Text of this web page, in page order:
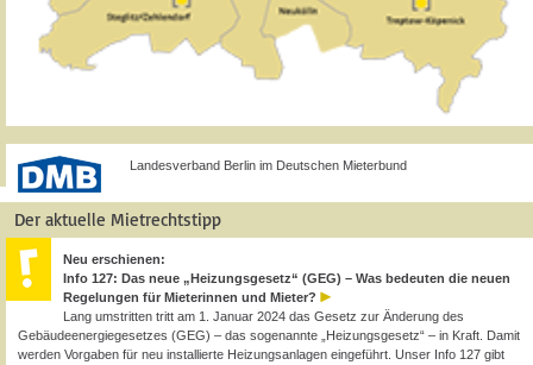
Landesverband Berlin im Deutschen Mieterbund
Der aktuelle Mietrechtstipp
Neu erschienen:
Info 127: Das neue „Heizungsgesetz“ (GEG) – Was bedeuten die neuen
Regelungen für Mieterinnen und Mieter?
Lang umstritten tritt am 1. Januar 2024 das Gesetz zur Änderung des
Gebäudeenergiegesetzes (GEG) – das sogenannte „Heizungsgesetz“ – in Kraft. Damit
werden Vorgaben für neu installierte Heizungsanlagen eingeführt. Unser Info 127 gibt